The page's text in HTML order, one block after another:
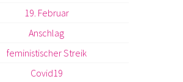
19. Februar
Anschlag
feministischer Streik
Covid19